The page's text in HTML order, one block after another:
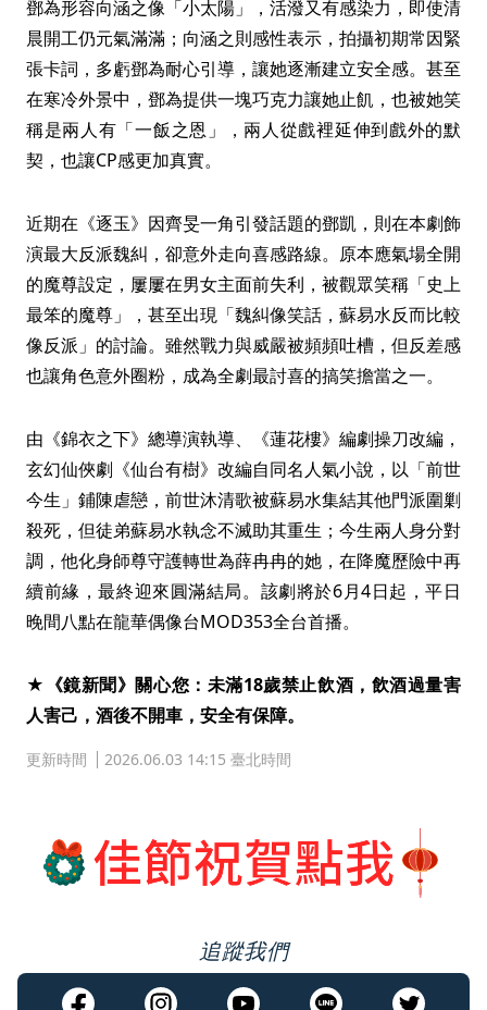
鄧為形容向涵之像「小太陽」，活潑又有感染力，即使清
晨開工仍元氣滿滿；向涵之則感性表示，拍攝初期常因緊
張卡詞，多虧鄧為耐心引導，讓她逐漸建立安全感。甚至
在寒冷外景中，鄧為提供一塊巧克力讓她止飢，也被她笑
稱是兩人有「一飯之恩」，兩人從戲裡延伸到戲外的默
契，也讓CP感更加真實。
近期在《逐玉》因齊旻一角引發話題的鄧凱，則在本劇飾
演最大反派魏糾，卻意外走向喜感路線。原本應氣場全開
的魔尊設定，屢屢在男女主面前失利，被觀眾笑稱「史上
最笨的魔尊」，甚至出現「魏糾像笑話，蘇易水反而比較
像反派」的討論。雖然戰力與威嚴被頻頻吐槽，但反差感
也讓角色意外圈粉，成為全劇最討喜的搞笑擔當之一。
由《錦衣之下》總導演執導、《蓮花樓》編劇操刀改編，
玄幻仙俠劇《仙台有樹》改編自同名人氣小說，以「前世
今生」鋪陳虐戀，前世沐清歌被蘇易水集結其他門派圍剿
殺死，但徒弟蘇易水執念不滅助其重生；今生兩人身分對
調，他化身師尊守護轉世為薛冉冉的她，在降魔歷險中再
續前緣，最終迎來圓滿結局。該劇將於6月4日起，平日
晚間八點在龍華偶像台MOD353全台首播。
★《鏡新聞》關心您：未滿18歲禁止飲酒，飲酒過量害
人害己，酒後不開車，安全有保障。
更新時間 2026.06.03 14:15 臺北時間
追蹤我們